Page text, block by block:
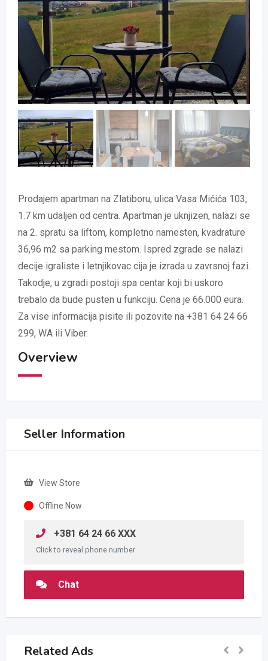
Prodajem apartman na Zlatiboru, ulica Vasa Mićića 103,
1.7 km udaljen od centra. Apartman je uknjizen, nalazi se
na 2. spratu sa liftom, kompletno namesten, kvadrature
36,96 m2 sa parking mestom. Ispred zgrade se nalazi
decije igraliste i letnjikovac cija je izrada u zavrsnoj fazi.
Takodje, u zgradi postoji spa centar koji bi uskoro
trebalo da bude pusten u funkciju. Cena je 66.000 eura.
Za vise informacija pisite ili pozovite na +381 64 24 66
299, WA ili Viber.
Overview
Seller Information
View Store
Offline Now
+381 64 24 66 XXX
Click to reveal phone number
Chat
Related Ads